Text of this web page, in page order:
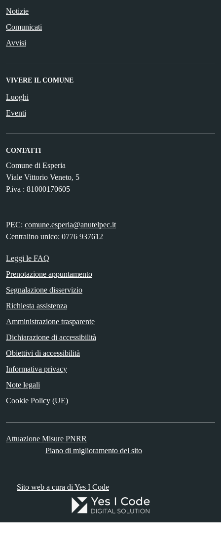
Notizie
Comunicati
Avvisi
VIVERE IL COMUNE
Luoghi
Eventi
CONTATTI
Comune di Esperia
Viale Vittorio Veneto, 5
P.iva : 81000170605
PEC: comune.esperia@anutelpec.it
Centralino unico: 0776 937612
Leggi le FAQ
Prenotazione appuntamento
Segnalazione disservizio
Richiesta assistenza
Amministrazione trasparente
Dichiarazione di accessibilità
Obiettivi di accessibilità
Informativa privacy
Note legali
Cookie Policy (UE)
Attuazione Misure PNRR
Piano di miglioramento del sito
Sito web a cura di Yes I Code